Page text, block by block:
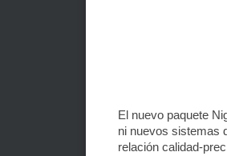
El nuevo paquete
ni nuevos sistemas
relación calidad-